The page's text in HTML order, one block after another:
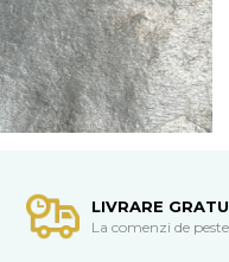
LIVRARE
La comenzi de